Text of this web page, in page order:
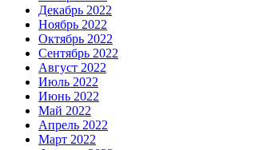
Декабрь 2022
Ноябрь 2022
Октябрь 2022
Сентябрь 2022
Август 2022
Июль 2022
Июнь 2022
Май 2022
Апрель 2022
Март 2022